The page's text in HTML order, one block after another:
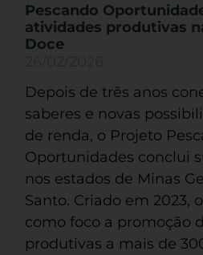
Pescando
atividades produtivas
Doce
Depois de três anos
saberes e novas
de renda, o Projeto
Oportunidades conclui
nos estados de Minas
Santo. Criado em 2023,
como foco a promoção
produtivas a mais de